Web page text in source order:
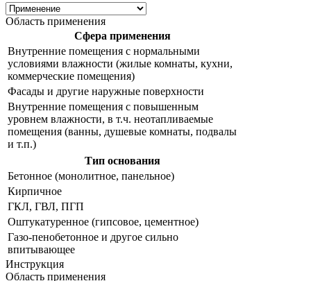
Область применения
Сфера применения
Внутренние помещения с нормальными
условиями влажности (жилые комнаты, кухни,
коммерческие помещения)
Фасады и другие наружные поверхности
Внутренние помещения с повышенным
уровнем влажности, в т.ч. неотапливаемые
помещения (ванны, душевые комнаты, подвалы
и т.п.)
Тип основания
Бетонное (монолитное, панельное)
Кирпичное
ГКЛ, ГВЛ, ПГП
Оштукатуренное (гипсовое, цементное)
Газо-пенобетонное и другое сильно
впитывающее
Инструкция
Область применения